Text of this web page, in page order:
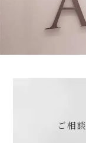
ご相